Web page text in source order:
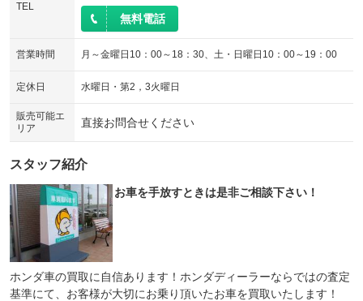
TEL
無料電話
営業時間 月～金曜日10：00～18：30、土・日曜日10：00～19：00
定休日 水曜日・第2，3火曜日
販売可能エ
リア
直接お問合せください
スタッフ紹介
お車を手放すときは是非ご相談下さい！
ホンダ車の買取に自信あります！ホンダディーラーならではの査定
基準にて、お客様が大切にお乗り頂いたお車を買取いたします！